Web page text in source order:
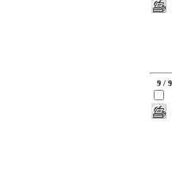
9 / 9